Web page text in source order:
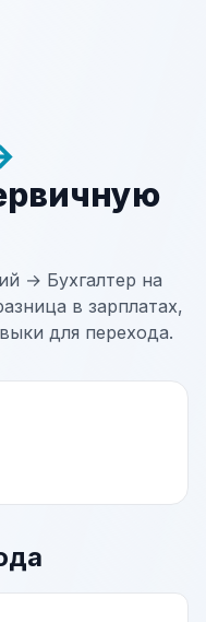
→ Бухгалтер на
в зарплатах,
для перехода.